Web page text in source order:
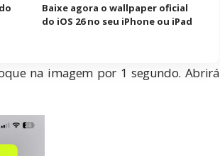
Baixe agora o wallpaper oficial
do iOS 26 no seu iPhone ou iPad
na imagem por 1 segundo. Abrirá